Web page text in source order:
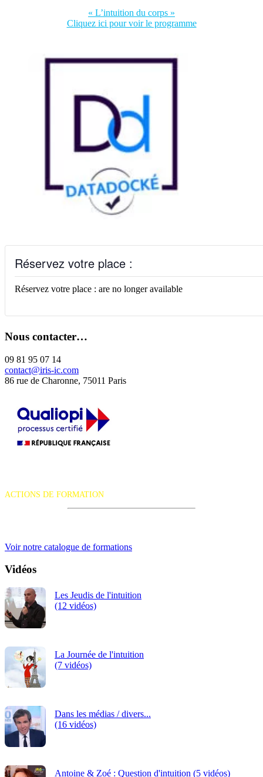
« L’intuition du corps »
Cliquez ici pour voir le programme
Réservez votre place :
Réservez votre place : are no longer available
Nous contacter…
09 81 95 07 14
contact@iris-ic.com
86 rue de Charonne, 75011 Paris
ACTIONS DE FORMATION
Voir notre catalogue de formations
Vidéos
Les Jeudis de l'intuition
(12 vidéos)
La Journée de l'intuition
(7 vidéos)
Dans les médias / divers...
(16 vidéos)
Antoine & Zoé : Question d'intuition (5 vidéos)